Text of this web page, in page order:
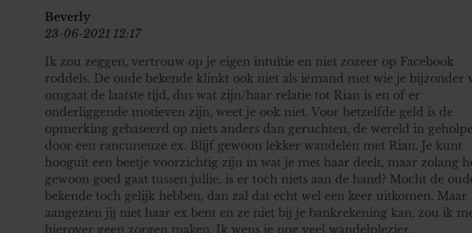
Beverly
23-06-2021 12:17
Ik zou zeggen, vertrouw op je eigen intuïtie en niet zozeer op Facebook
roddels. De oude bekende klinkt ook niet als iemand met wie je bijzonder
omgaat de laatste tijd, dus wat zijn/haar relatie tot Rian is en of er
onderliggende motieven zijn, weet je ook niet. Voor hetzelfde geld is de
opmerking gebaseerd op niets anders dan geruchten, de wereld in
door een rancuneuze ex. Blijf gewoon lekker wandelen met Rian. Je kunt
hooguit een beetje voorzichtig zijn in wat je met haar deelt, maar zolang
gewoon goed gaat tussen jullie, is er toch niets aan de hand? Mocht de
bekende toch gelijk hebben, dan zal dat echt wel een keer uitkomen. Maar
aangezien jij niet haar ex bent en ze niet bij je bankrekening kan, zou ik
hierover geen zorgen maken. Ik wens je nog veel wandelplezier.